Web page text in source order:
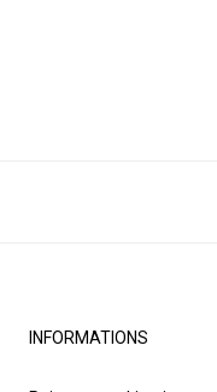
INFORMATIONS